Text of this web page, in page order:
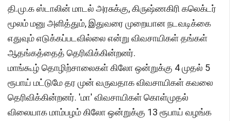
தி.மு.க ஸ்டாலின் மாடல் அரசுக்கு, கிருஷ்ணகிரி கலெக்டர்
மூலம் மனு அளித்தும், இதுவரை முறையான நடவடிக்கை
எதுவும் எடுக்கப்படவில்லை என்று விவசாயிகள் தங்கள்
ஆதங்கத்தைத் தெரிவிக்கின்றனர்.
மாங்கூழ் தொழிற்சாலைகள் கிலோ ஒன்றுக்கு 4 முதல் 5
ரூபாய் மட்டுமே தர முன் வருவதாக விவசாயிகள் கவலை
தெரிவிக்கின்றனர். 'மா' விவசாயிகள் கொள்முதல்
விலையாக மாம்பழம் கிலோ ஒன்றுக்கு 13 ரூபாய் வழங்க